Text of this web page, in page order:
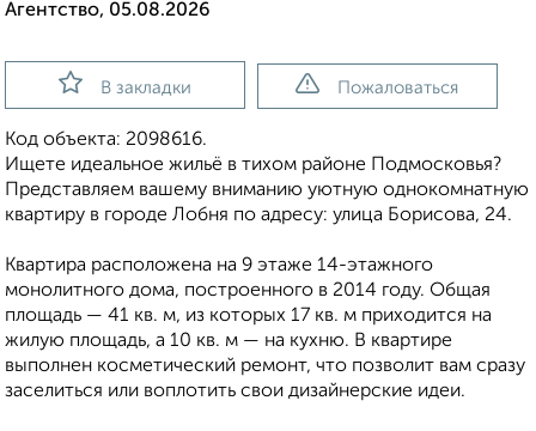
Агентство, 05.08.2026
В закладки Пожаловаться
Код объекта: 2098616.
Ищете идеальное жильё в тихом районе Подмосковья?
Представляем вашему вниманию уютную однокомнатную
квартиру в городе Лобня по адресу: улица Борисова, 24.
Квартира расположена на 9 этаже 14-этажного
монолитного дома, построенного в 2014 году. Общая
площадь — 41 кв. м, из которых 17 кв. м приходится на
жилую площадь, а 10 кв. м — на кухню. В квартире
выполнен косметический ремонт, что позволит вам сразу
заселиться или воплотить свои дизайнерские идеи.